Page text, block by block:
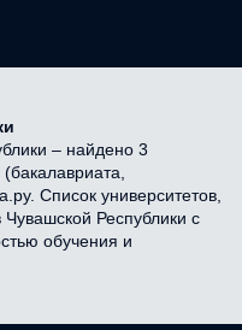
– найдено 3
Список университетов,
Чувашской Республики с
обучения и